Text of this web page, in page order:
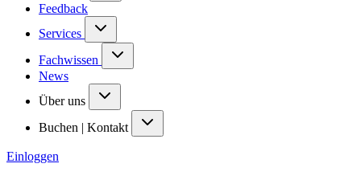
Feedback
Services
Fachwissen
News
Über uns
Buchen | Kontakt
Einloggen